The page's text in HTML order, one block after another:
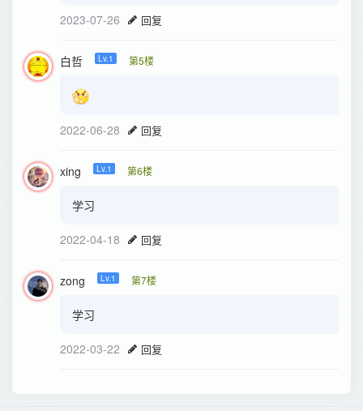
2023-07-26 回复
白哲 Lv.1 第5楼
2022-06-28 回复
xing Lv.1 第6楼
学习
2022-04-18 回复
zong Lv.1 第7楼
学习
2022-03-22 回复